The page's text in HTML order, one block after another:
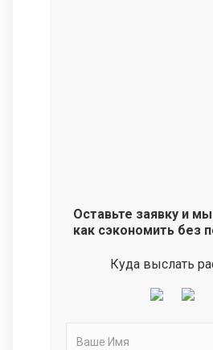
Оставьте заявку и
как сэкономить без
Куда выслать